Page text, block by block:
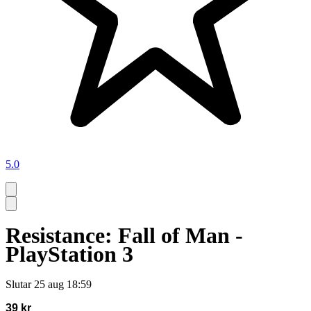
5.0
Resistance: Fall of Man -
PlayStation 3
Slutar 25 aug 18:59
39 kr